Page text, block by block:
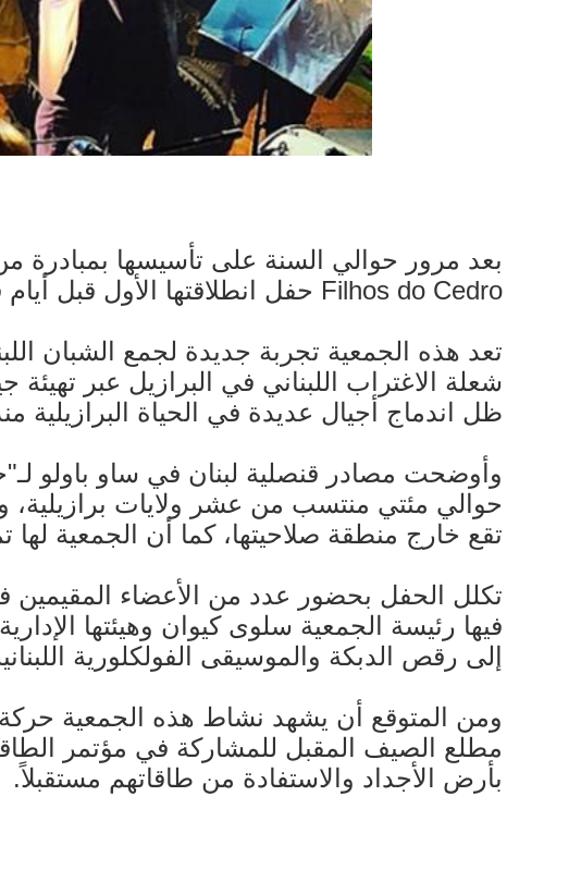
Filhos do Cedro حفل انطلاقتها الأول قبل أيام في قاعة نادي مرجعيون في ساو باولو.
تعد هذه الجمعية تجربة جديدة لجمع الشبان
شعلة الاغتراب اللبناني في البرازيل عبر
ظل اندماج أجيال عديدة في الحياة البرازيلية منذ
وأوضحت مصادر قنصلية لبنان في ساو باولو
حوالي مئتي منتسب من عشر ولايات برازيلية،
تقع خارج منطقة صلاحيتها، كما أن الجمعية
تكلل الحفل بحضور عدد من الأعضاء المقيمين
فيها رئيسة الجمعية سلوى كيوان وهيئتها
إلى رقص الدبكة والموسيقى الفولكلورية
ومن المتوقع أن يشهد نشاط هذه الجمعية
مطلع الصيف المقبل للمشاركة في مؤتمر الطاقة
بأرض الأجداد والاستفادة من طاقاتهم مستقبلاً.